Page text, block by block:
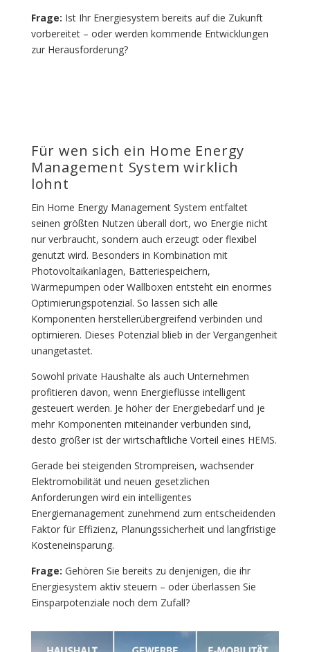
Frage: Ist Ihr Energiesystem bereits auf die Zukunft
vorbereitet – oder werden kommende Entwicklungen
zur Herausforderung?
Für wen sich ein Home Energy
Management System wirklich
lohnt
Ein Home Energy Management System entfaltet
seinen größten Nutzen überall dort, wo Energie nicht
nur verbraucht, sondern auch erzeugt oder flexibel
genutzt wird. Besonders in Kombination mit
Photovoltaikanlagen, Batteriespeichern,
Wärmepumpen oder Wallboxen entsteht ein enormes
Optimierungspotenzial. So lassen sich alle
Komponenten herstellerübergreifend verbinden und
optimieren. Dieses Potenzial blieb in der Vergangenheit
unangetastet.
Sowohl private Haushalte als auch Unternehmen
profitieren davon, wenn Energieflüsse intelligent
gesteuert werden. Je höher der Energiebedarf und je
mehr Komponenten miteinander verbunden sind,
desto größer ist der wirtschaftliche Vorteil eines HEMS.
Gerade bei steigenden Strompreisen, wachsender
Elektromobilität und neuen gesetzlichen
Anforderungen wird ein intelligentes
Energiemanagement zunehmend zum entscheidenden
Faktor für Effizienz, Planungssicherheit und langfristige
Kosteneinsparung.
Frage: Gehören Sie bereits zu denjenigen, die ihr
Energiesystem aktiv steuern – oder überlassen Sie
Einsparpotenziale noch dem Zufall?